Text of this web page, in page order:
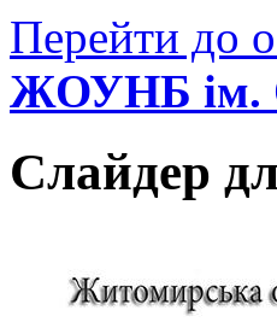
Перейти до
ЖОУНБ ім.
Слайдер